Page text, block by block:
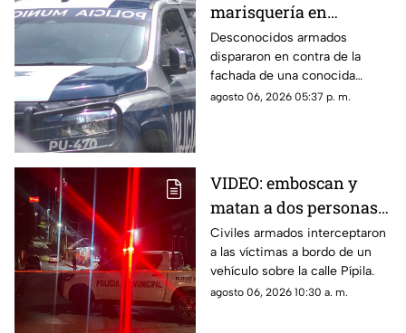
marisquería en
Zihuatanejo
Desconocidos armados
dispararon en contra de la
fachada de una conocida
marisquería en Zihutanejo de
agosto 06, 2026 05:37 p. m.
VIDEO: emboscan y
matan a dos personas
adentro de un coche en
Ometepec
Civiles armados interceptaron
a las víctimas a bordo de un
vehículo sobre la calle Pípila.
agosto 06, 2026 10:30 a. m.